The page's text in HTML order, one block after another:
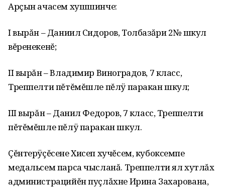
Арçын ачасем хушшинче:
I вырăн – Даниил Сидоров‚ Толбазăри 2№ шкул
вĕренекенĕ;
II вырăн – Владимир Виноградов‚ 7 класс‚
Треппелти пĕтĕмĕшле пĕлÿ паракан шкул;
III вырăн – Данил Федоров‚ 7 класс‚ Треппелти
пĕтĕмĕшле пĕлÿ паракан шкул.
Çĕнтерÿçĕсене Хисеп хучĕсем‚ кубоксемпе
медальсем парса чысланă. Треппелти ял хутлăх
администрацийĕн пуçлăхне Ирина Захарована‚